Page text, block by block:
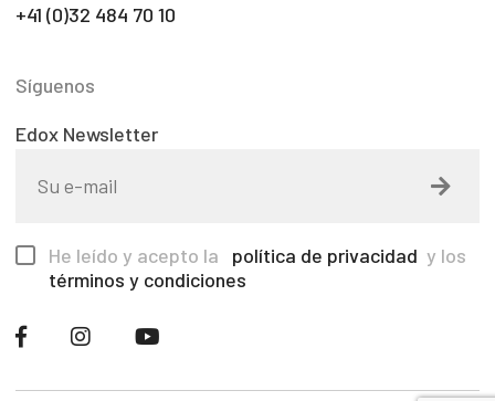
+41 (0)32 484 70 10
Síguenos
Edox Newsletter
He leído y acepto la política de privacidad y los
términos y condiciones